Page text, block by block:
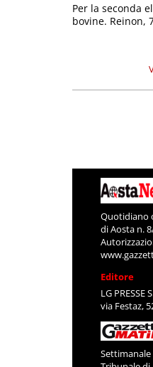
Per la seconda
bovine. Reinon,
Quotidiano
di Aosta n.
Editore
LG PRESSE
via Festaz,
Settimanale